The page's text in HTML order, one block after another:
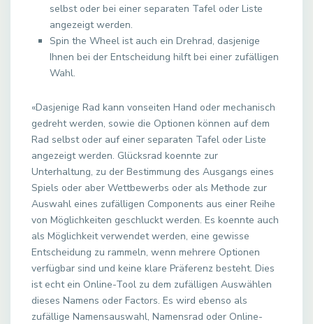
selbst oder bei einer separaten Tafel oder Liste
angezeigt werden.
Spin the Wheel ist auch ein Drehrad, dasjenige
Ihnen bei der Entscheidung hilft bei einer zufälligen
Wahl.
«Dasjenige Rad kann vonseiten Hand oder mechanisch
gedreht werden, sowie die Optionen können auf dem
Rad selbst oder auf einer separaten Tafel oder Liste
angezeigt werden. Glücksrad koennte zur
Unterhaltung, zu der Bestimmung des Ausgangs eines
Spiels oder aber Wettbewerbs oder als Methode zur
Auswahl eines zufälligen Components aus einer Reihe
von Möglichkeiten geschluckt werden. Es koennte auch
als Möglichkeit verwendet werden, eine gewisse
Entscheidung zu rammeln, wenn mehrere Optionen
verfügbar sind und keine klare Präferenz besteht. Dies
ist echt ein Online-Tool zu dem zufälligen Auswählen
dieses Namens oder Factors. Es wird ebenso als
zufällige Namensauswahl, Namensrad oder Online-